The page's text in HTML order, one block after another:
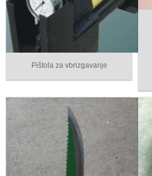
Pištola za vbrizgavanje